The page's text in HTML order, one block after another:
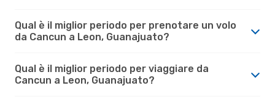
Qual è il miglior periodo per prenotare un volo
da Cancun a Leon, Guanajuato?
Qual è il miglior periodo per viaggiare da
Cancun a Leon, Guanajuato?